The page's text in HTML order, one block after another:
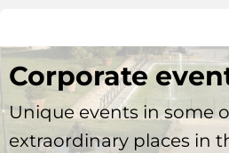
Corporate
Unique events in some
extraordinary places in